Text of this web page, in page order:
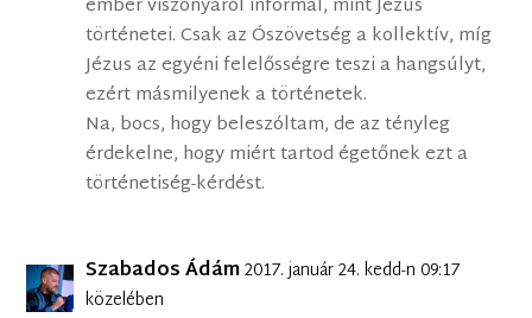
ember viszonyáról informál, mint Jézus
történetei. Csak az Ószövetség a kollektív, míg
Jézus az egyéni felelősségre teszi a hangsúlyt,
ezért másmilyenek a történetek.
Na, bocs, hogy beleszóltam, de az tényleg
érdekelne, hogy miért tartod égetőnek ezt a
történetiség-kérdést.
Szabados Ádám2017. január 24. kedd-n 09:17
közelében